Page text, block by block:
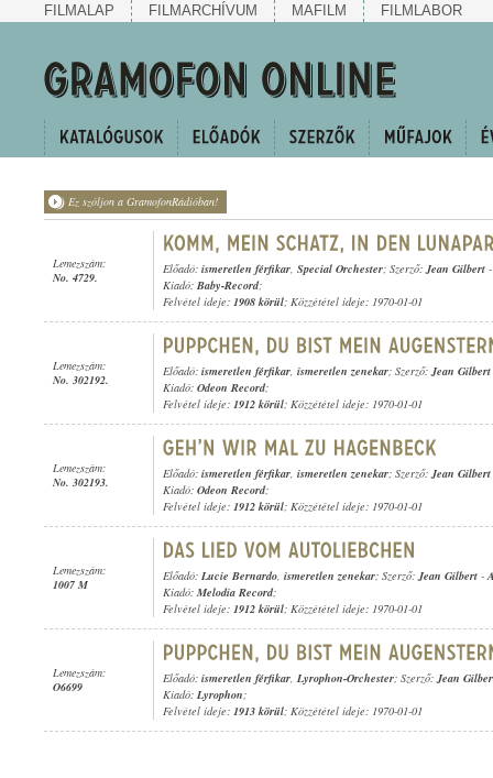
FILMALAP FILMARCHÍVUM MAFILM FILMLABOR
Ez szóljon a GramofonRádióban!
Lemezszám:
No. 4729.
Előadó: ismeretlen férfikar, Special Orchester; Szerző:Jean Gilbert
Kiadó: Baby-Record;
Felvétel ideje: 1908 körül; Közzététel ideje: 1970-01-01
Lemezszám:
No. 302192.
Előadó: ismeretlen férfikar, ismeretlen zenekar; Szerző:Jean Gilbert
Kiadó: Odeon Record;
Felvétel ideje: 1912 körül; Közzététel ideje: 1970-01-01
Lemezszám:
No. 302193.
Előadó: ismeretlen férfikar, ismeretlen zenekar; Szerző:Jean Gilbert
Kiadó: Odeon Record;
Felvétel ideje: 1912 körül; Közzététel ideje: 1970-01-01
Lemezszám:
1007 M
Előadó: Lucie Bernardo, ismeretlen zenekar; Szerző:Jean Gilbert -
Kiadó: Melodia Record;
Felvétel ideje: 1912 körül; Közzététel ideje: 1970-01-01
Lemezszám:
O6699
Előadó: ismeretlen férfikar, Lyrophon-Orchester; Szerző:Jean
Kiadó: Lyrophon;
Felvétel ideje: 1913 körül; Közzététel ideje: 1970-01-01